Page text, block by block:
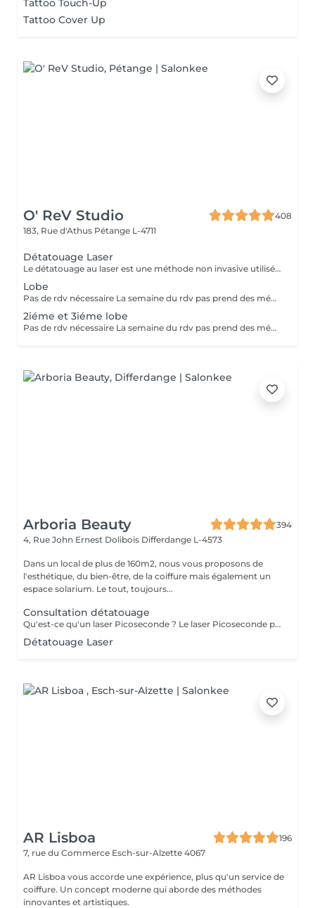
Tattoo Touch-Up
Tattoo Cover Up
O' ReV Studio
408
183, Rue d'Athus Pétange L-4711
Détatouage Laser
Le détatouage au laser est une méthode non invasive utilisée pour enlever un tatouage de la peau en utilisant un laser. Ce processus est très populaire, car il permet de supprimer les tatouages de manière efficace tout en minimisant les risques de cicatrices. Le principe repose sur l'utilisation d e faisceaux lumineux qui fragmentent les pigments du tatouage.
Lobe
Pas de rdv nécessaire La semaine du rdv pas prend des médicaments, des anti-inflamatoires, des antibiotiques et de cortisone.
2iéme et 3iéme lobe
Pas de rdv nécessaire La semaine du rdv pas prend des médicaments, des anti-inflamatoires, des antibiotiques et de cortisone.
Arboria Beauty
394
4, Rue John Ernest Dolibois Differdange L-4573
Dans un local de plus de 160m2, nous vous proposons de
l'esthétique, du bien-être, de la coiffure mais également un
espace solarium. Le tout, toujours...
Consultation détatouage
Qu'est-ce qu'un laser Picoseconde ? Le laser Picoseconde permet de délivrer une impulsion lumineuse de l'ordre de 300 picoseconde. Cette brièveté d'impulsion induit une onde de choc capable de fragmenter les pigments du tatouage. Le détatouage était jusqu'à présent réalisé avec des lasers dits «Q Switched» avec une durée d'impulsion de l'ordre de la nanoseconde, beaucoup moins efficace. - Efficace sur les tatouages noirs et de couleurs - Traitement corps, visage et maquillage permanant. - Le détatouage par laser ne laisse pas de cicatrices après le traitement ; - Les séances sont espacées de 30 à 40 jours (au lieu de 2 mois ou plus avec un laser «Q Switched») ; Il est impossible de prédire avec précision le nombre de séances nécessaires. En effet, tout dépend des facteurs sur lesquels nous n'avons aucune information avant de commencer le traitement (qualité et profondeur de l'encre, présence ou non de métaux dans les pigments)
Détatouage Laser
AR Lisboa
196
7, rue du Commerce Esch-sur-Alzette 4067
AR Lisboa vous accorde une expérience, plus qu'un service de
coiffure. Un concept moderne qui aborde des méthodes
innovantes et artistiques.